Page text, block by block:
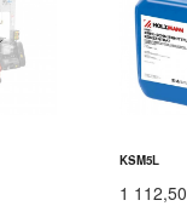
KSM5L
1 112,50